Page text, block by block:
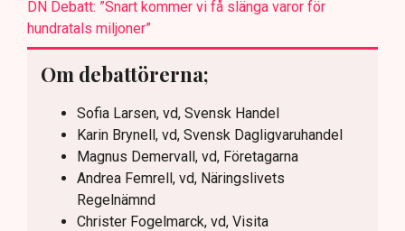
DN Debatt: ”Snart kommer vi få slänga varor för
hundratals miljoner”
Om debattörerna;
Sofia Larsen, vd, Svensk Handel
Karin Brynell, vd, Svensk Dagligvaruhandel
Magnus Demervall, vd, Företagarna
Andrea Femrell, vd, Näringslivets
Regelnämnd
Christer Fogelmarck, vd, Visita